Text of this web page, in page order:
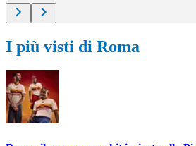
I più visti di Roma